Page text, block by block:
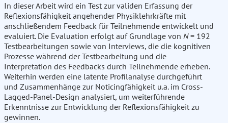
In dieser Arbeit wird ein Test zur validen Erfassung der
Reflexionsfähigkeit angehender Physiklehrkräfte mit
anschließendem Feedback für Teilnehmende entwickelt und
evaluiert. Die Evaluation erfolgt auf Grundlage von N= 192
Testbearbeitungen sowie von Interviews, die die kognitiven
Prozesse während der Testbearbeitung und die
Interpretation des Feedbacks durch Teilnehmende erheben.
Weiterhin werden eine latente Profilanalyse durchgeführt
und Zusammenhänge zur Noticingfähigkeit u.a. im Cross-
Lagged-Panel-Design analysiert, um weiterführende
Erkenntnisse zur Entwicklung der Reflexionsfähigkeit zu
gewinnen.